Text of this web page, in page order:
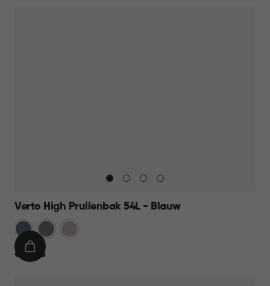
Verto High Prullenbak 54L - Blauw
BlauwGrijs Rose
€
€ 44,95
IN